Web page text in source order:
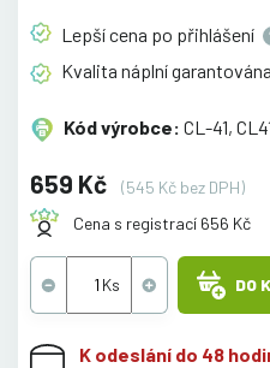
Lepší cena po přihlášení
Kvalita náplní
Kód výrobce: CL-41,
659 Kč
(545 Kč bez DPH)
Cena s registrací 656 Kč
DO
K odeslání do 48